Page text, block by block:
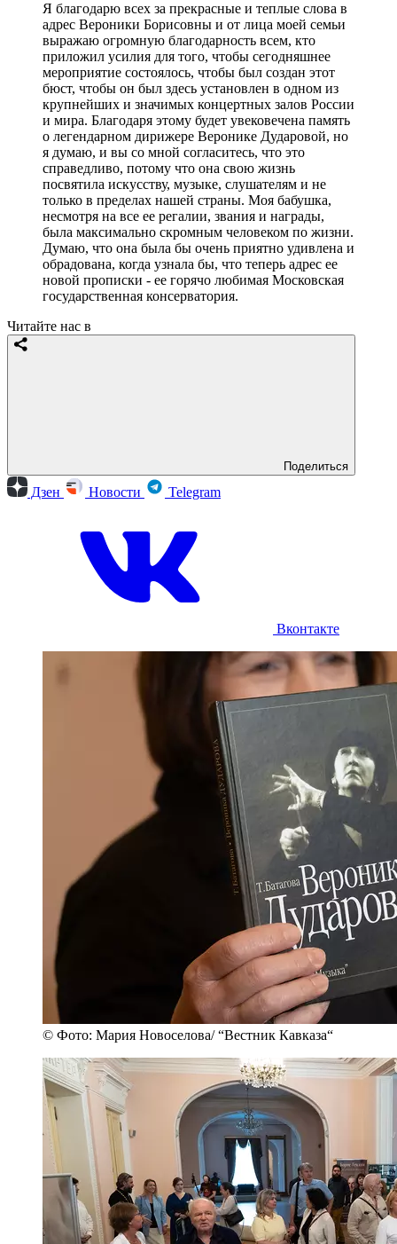
Я благодарю всех за прекрасные и теплые слова в
адрес Вероники Борисовны и от лица моей семьи
выражаю огромную благодарность всем, кто
приложил усилия для того, чтобы сегодняшнее
мероприятие состоялось, чтобы был создан этот
бюст, чтобы он был здесь установлен в одном из
крупнейших и значимых концертных залов России
и мира. Благодаря этому будет увековечена память
о легендарном дирижере Веронике Дударовой, но
я думаю, и вы со мной согласитесь, что это
справедливо, потому что она свою жизнь
посвятила искусству, музыке, слушателям и не
только в пределах нашей страны. Моя бабушка,
несмотря на все ее регалии, звания и награды,
была максимально скромным человеком по жизни.
Думаю, что она была бы очень приятно удивлена и
обрадована, когда узнала бы, что теперь адрес ее
новой прописки - ее горячо любимая Московская
государственная консерватория.
Читайте нас в
Поделиться
Дзен Новости Telegram
Вконтакте
© Фото: Мария Новоселова/ “Вестник Кавказа“